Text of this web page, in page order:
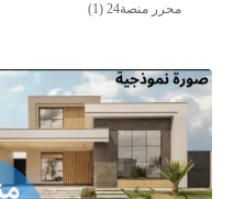
محرر منصة24 (1)